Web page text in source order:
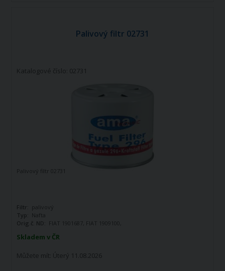
Palivový filtr 02731
Katalogové číslo: 02731
Skladem v ČR
Můžete mít: Úterý 11.08.2026
Palivový filtr 02731
Filtr: palivový
Typ: Nafta
Orig.č. ND: FIAT 1901687, FIAT 1909100,
4669551, FIAT 4669556, FIAT 4680444,
84535312, FIAT 9918114, FIAT 9924318,